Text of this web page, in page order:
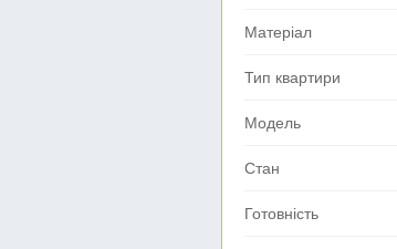
Матеріал
Тип квартири
Модель
Стан
Готовність